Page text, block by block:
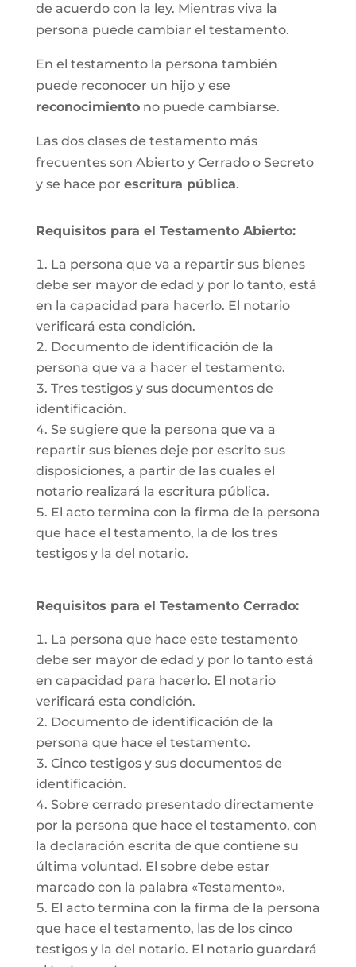
de acuerdo con la ley. Mientras viva la
persona puede cambiar el testamento.
En el testamento la persona también
puede reconocer un hijo y ese
reconocimientono puede cambiarse.
Las dos clases de testamento más
frecuentes son Abierto y Cerrado o Secreto
y se hace por escritura pública.
Requisitos para el Testamento Abierto:
La persona que va a repartir sus bienes
debe ser mayor de edad y por lo tanto, está
en la capacidad para hacerlo. El notario
verificará esta condición.
Documento de identificación de la
persona que va a hacer el testamento.
Tres testigos y sus documentos de
identificación.
Se sugiere que la persona que va a
repartir sus bienes deje por escrito sus
disposiciones, a partir de las cuales el
notario realizará la escritura pública.
El acto termina con la firma de la persona
que hace el testamento, la de los tres
testigos y la del notario.
Requisitos para el Testamento Cerrado:
La persona que hace este testamento
debe ser mayor de edad y por lo tanto está
en capacidad para hacerlo. El notario
verificará esta condición.
Documento de identificación de la
persona que hace el testamento.
Cinco testigos y sus documentos de
identificación.
Sobre cerrado presentado directamente
por la persona que hace el testamento, con
la declaración escrita de que contiene su
última voluntad. El sobre debe estar
marcado con la palabra «Testamento».
El acto termina con la firma de la persona
que hace el testamento, las de los cinco
testigos y la del notario. El notario guardará